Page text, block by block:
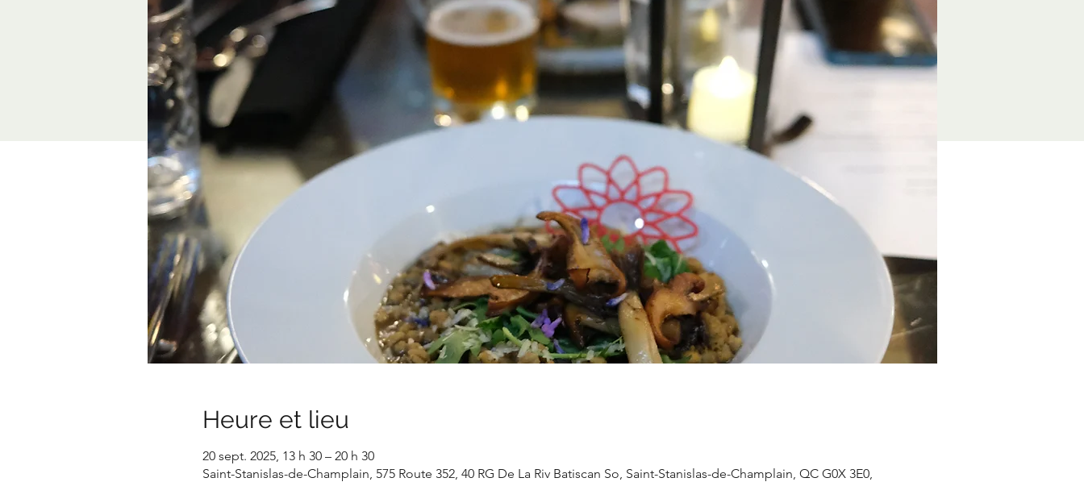
Heure et lieu
20 sept. 2025, 13 h 30 – 20 h 30
Saint-Stanislas-de-Champlain, 575 Route 352, 40 RG De La Riv Batiscan So, Saint-Stanislas-de-Champlain, QC G0X 3E0,